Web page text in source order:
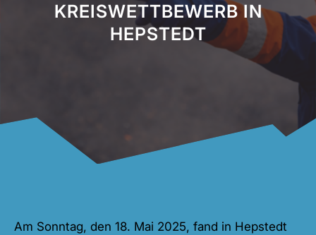
KREISWETTBEWERB IN
HEPSTEDT
Am Sonntag, den 18. Mai 2025, fand in Hepstedt